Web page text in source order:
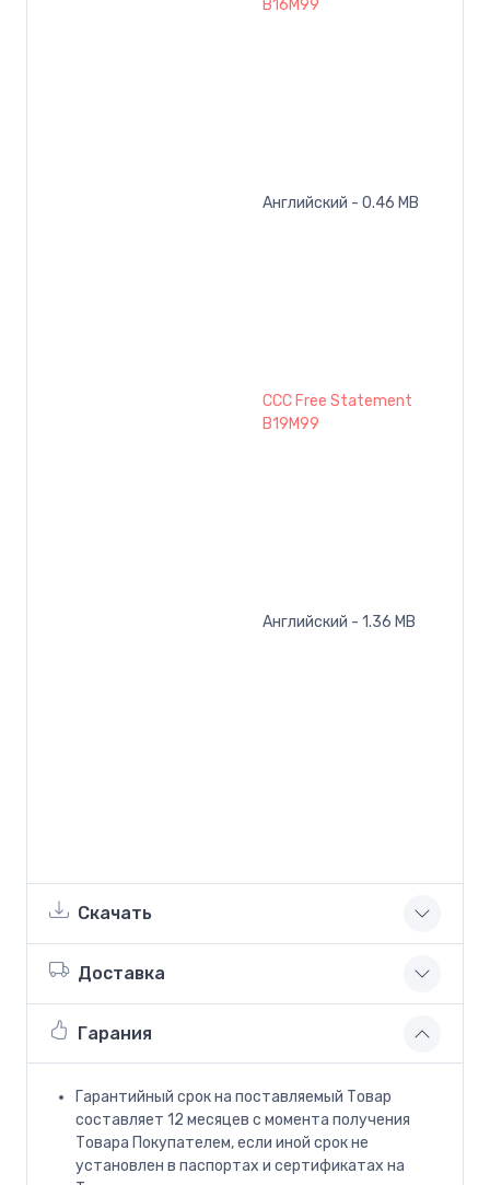
B16M99
Английский - 0.46 MB
CCC Free Statement
B19M99
Английский - 1.36 MB
Скачать
Доставка
Гарания
Гарантийный срок на поставляемый Товар
составляет 12 месяцев с момента получения
Товара Покупателем, если иной срок не
установлен в паспортах и сертификатах на